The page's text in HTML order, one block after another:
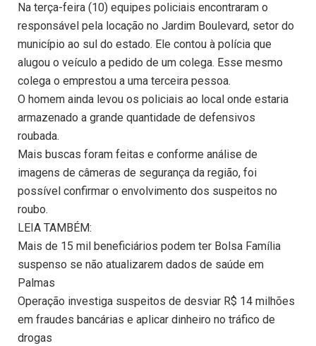
Na terça-feira (10) equipes policiais encontraram o
responsável pela locação no Jardim Boulevard, setor do
município ao sul do estado. Ele contou à polícia que
alugou o veículo a pedido de um colega. Esse mesmo
colega o emprestou a uma terceira pessoa.
O homem ainda levou os policiais ao local onde estaria
armazenado a grande quantidade de defensivos
roubada.
Mais buscas foram feitas e conforme análise de
imagens de câmeras de segurança da região, foi
possível confirmar o envolvimento dos suspeitos no
roubo.
LEIA TAMBÉM:
Mais de 15 mil beneficiários podem ter Bolsa Família
suspenso se não atualizarem dados de saúde em
Palmas
Operação investiga suspeitos de desviar R$ 14 milhões
em fraudes bancárias e aplicar dinheiro no tráfico de
drogas